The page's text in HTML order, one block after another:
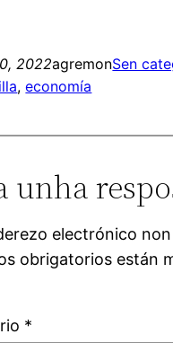
2022agremonSen
, economía
unha
electrónico
obrigatorios están
*